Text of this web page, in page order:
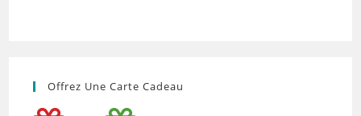
Offrez Une Carte Cadeau